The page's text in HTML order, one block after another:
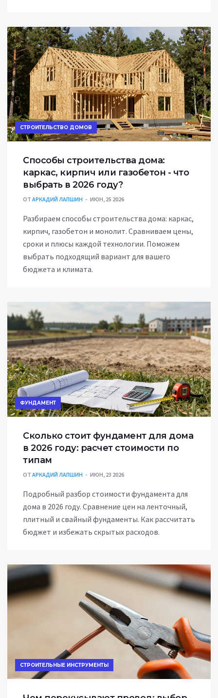
СТРОИТЕЛЬСТВО ДОМОВ
Способы строительства дома:
каркас, кирпич или газобетон - что
выбрать в 2026 году?
ОТ АРКАДИЙ ЛАПШИН ИЮН, 25 2026
Разбираем способы строительства дома: каркас,
кирпич, газобетон и монолит. Сравниваем цены,
сроки и плюсы каждой технологии. Поможем
выбрать подходящий вариант для вашего
бюджета и климата.
ФУНДАМЕНТ
Сколько стоит фундамент для дома
в 2026 году: расчет стоимости по
типам
ОТ АРКАДИЙ ЛАПШИН ИЮН, 23 2026
Подробный разбор стоимости фундамента для
дома в 2026 году. Сравнение цен на ленточный,
плитный и свайный фундаменты. Как рассчитать
бюджет и избежать скрытых расходов.
СТРОИТЕЛЬНЫЕ ИНСТРУМЕНТЫ